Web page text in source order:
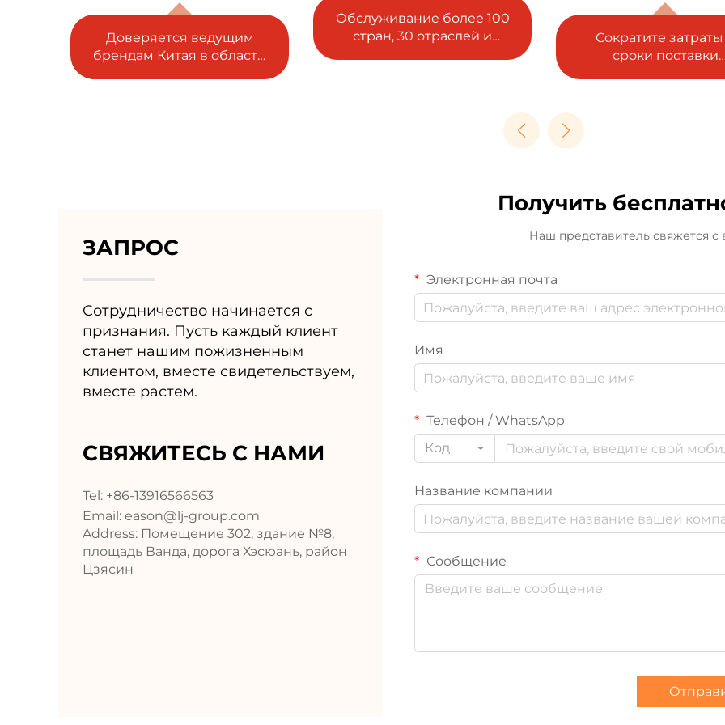
Обслуживание более 100
стран, 30 отраслей и
более 5000 клиентов.
Сократите затраты и
Гарантируется
соответствие ISO,
ЗАПРОС
Сотрудничество начинается с
признания. Пусть каждый клиент
станет нашим пожизненным
клиентом, вместе свидетельствуем,
вместе растем.
СВЯЖИТЕСЬ С НАМИ
Tel: +86-13916566563
Email: eason@lj-group.com
Address: Помещение 302, здание №8,
площадь Ванда, дорога Хэсюань, район
Цзясин
Получить
Наш представитель свяжется
Электронная почта
Имя
Телефон / WhatsApp
Код
Название компании
Сообщение